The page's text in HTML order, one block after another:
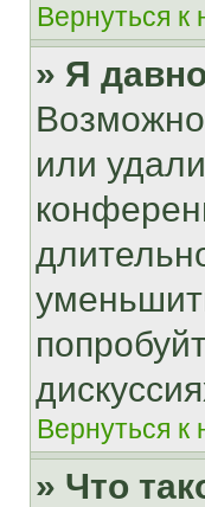
Вернуться к
» Я
или
Вернуться к
» Что